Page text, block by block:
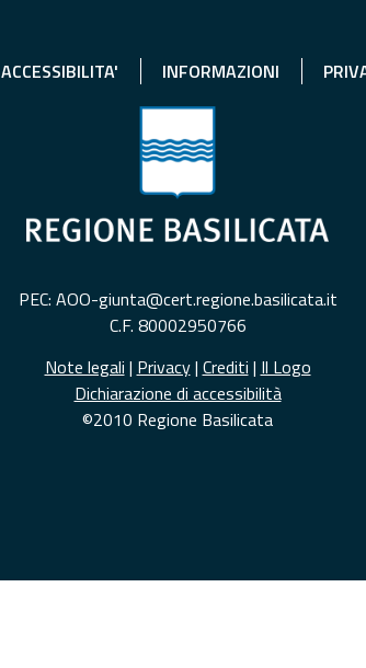
ACCESSIBILITA' INFORMAZIONI
PEC: AOO-giunta@cert.regione.basilicata.it
C.F. 80002950766
Note legali | Privacy| Crediti | Il Logo
Dichiarazione di accessibilità
©2010 Regione Basilicata